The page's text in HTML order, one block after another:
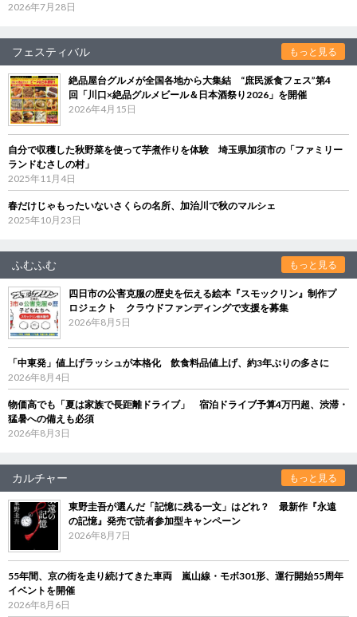
2026年7月28日
フェスティバル もっと見る
絶品屋台グルメが全国各地から大集結 “庶民派食フェス”第4
回「川口×絶品グルメビール＆日本酒祭り2026」を開催
2026年4月15日
自分で収穫した秋野菜を使って芋煮作りを体験 埼玉県加須市の「ファミリー
ランドむさしの村」
2025年11月4日
春だけじゃもったいないさくらの名所、加治川で秋のマルシェ
2025年10月23日
ふむふむ もっと見る
四日市の公害克服の歴史を伝える絵本『スモックリン』制作プ
ロジェクト クラウドファンディングで支援を募集
2026年8月5日
「中東発」値上げラッシュが本格化 飲食料品値上げ、約3年ぶりの多さに
2026年8月4日
物価高でも「夏は家族で長距離ドライブ」 宿泊ドライブ予算4万円超、渋滞・
猛暑への備えも必須
2026年8月3日
カルチャー もっと見る
東野圭吾が選んだ「記憶に残る一文」はどれ？ 最新作『永遠
の記憶』発売で読者参加型キャンペーン
2026年8月7日
55年間、京の街を走り続けてきた車両 嵐山線・モボ301形、運行開始55周年
イベントを開催
2026年8月6日